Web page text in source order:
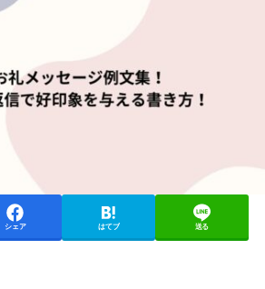
シェア はてブ 送る